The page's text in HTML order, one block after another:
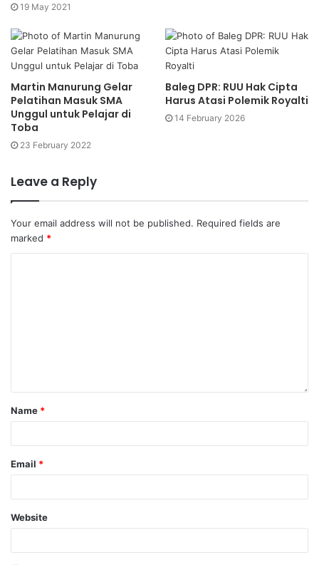
19 May 2021
Martin Manurung Gelar
Pelatihan Masuk SMA
Unggul untuk Pelajar di
Toba
23 February 2022
Baleg DPR: RUU Hak Cipta
Harus Atasi Polemik Royalti
14 February 2026
Leave a Reply
Your email address will not be published. Required fields are
marked *
Name *
Email *
Website